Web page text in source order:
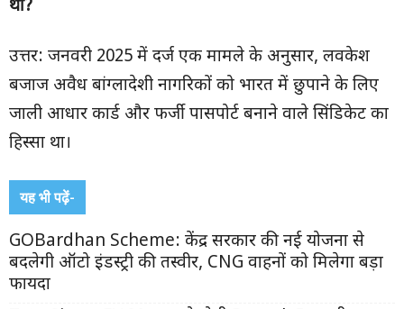
था?
उत्तर: जनवरी 2025 में दर्ज एक मामले के अनुसार, लवकेश
बजाज अवैध बांग्लादेशी नागरिकों को भारत में छुपाने के लिए
जाली आधार कार्ड और फर्जी पासपोर्ट बनाने वाले सिंडिकेट का
हिस्सा था।
यह भी पढ़ें-
GOBardhan Scheme: केंद्र सरकार की नई योजना से
बदलेगी ऑटो इंडस्ट्री की तस्वीर, CNG वाहनों को मिलेगा बड़ा
फायदा